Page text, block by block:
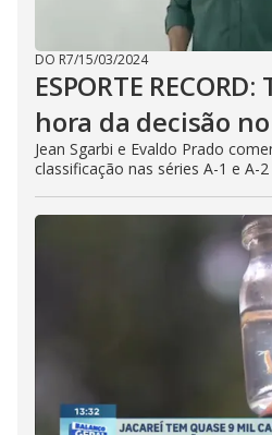
DO R7/15/03/2024
ESPORTE
hora da decisão
Jean Sgarbi e Evaldo Prado
classificação nas séries A-1 e A-